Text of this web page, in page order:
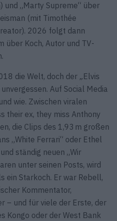
und „Marty Supreme“ über
(mit Timothée
2026 folgt dann
über Koch, Autor und TV-
die Welt, doch der „Elvis
Auf Social Media
wie. Zwischen viralen
their ex, they miss Anthony
die Clips des 1,93 m großen
„White Ferrari“ oder Ethel
ständig neuen „Wir
unter seinen Posts, wird
ein Starkoch. Er war Rebell,
Kommentator,
– und für viele der Erste, der
Kongo oder der West Bank